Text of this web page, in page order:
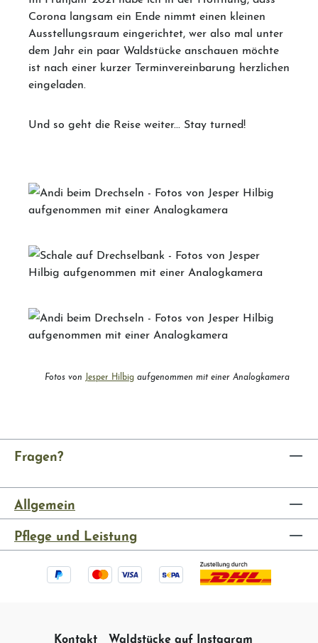
Corona langsam ein Ende nimmt einen kleinen
Ausstellungsraum eingerichtet, wer also mal unter
dem Jahr ein paar Waldstücke anschauen möchte
ist nach einer kurzer Terminvereinbarung herzlichen
eingeladen.
Und so geht die Reise weiter... Stay turned!
Fotos von Jesper Hilbig aufgenommen mit einer Analogkamera
Fragen?
Allgemein
Pflege und Leistung
Kontakt Waldstücke auf Instagram